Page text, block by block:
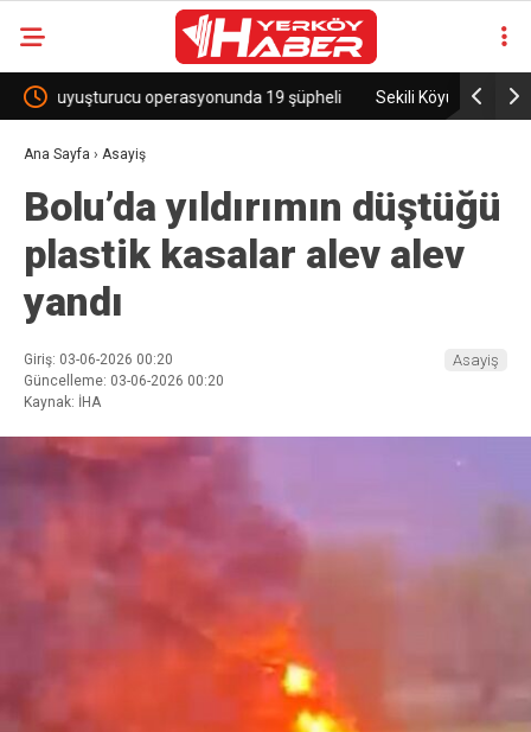
Sekili Köyü’ne Okul Müjdesi! 29 Yıllık
Ana Sayfa › Asayiş
Bolu’da yıldırımın düştüğü
plastik kasalar alev alev
yandı
Giriş: 03-06-2026 00:20
Güncelleme: 03-06-2026 00:20
Kaynak: İHA
Asayiş